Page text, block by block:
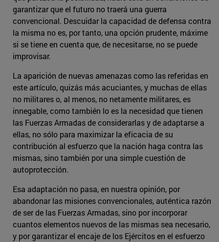
garantizar que el futuro no traerá una guerra
convencional. Descuidar la capacidad de defensa contra
la misma no es, por tanto, una opción prudente, máxime
si se tiene en cuenta que, de necesitarse, no se puede
improvisar.
La aparición de nuevas amenazas como las referidas en
este artículo, quizás más acuciantes, y muchas de ellas
no militares o, al menos, no netamente militares, es
innegable, como también lo es la necesidad que tienen
las Fuerzas Armadas de considerarlas y de adaptarse a
ellas, no sólo para maximizar la eficacia de su
contribución al esfuerzo que la nación haga contra las
mismas, sino también por una simple cuestión de
autoprotección.
Esa adaptación no pasa, en nuestra opinión, por
abandonar las misiones convencionales, auténtica razón
de ser de las Fuerzas Armadas, sino por incorporar
cuantos elementos nuevos de las mismas sea necesario,
y por garantizar el encaje de los Ejércitos en el esfuerzo